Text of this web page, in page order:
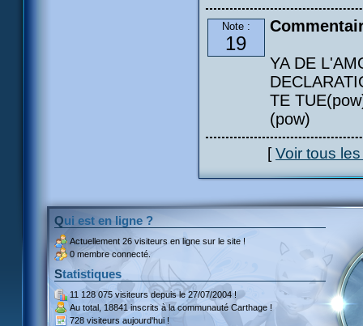
Note :
19
YA DE
TE
(pow)
[Voir tous
Qui est en ligne ?
Actuellement 26 visiteurs en ligne sur le site !
0 membre connecté.
Statistiques
11 128 075 visiteursdepuis le 27/07/2004 !
Au total, 18841 inscritsà la communauté Carthage !
728 visiteurs aujourd'hui !